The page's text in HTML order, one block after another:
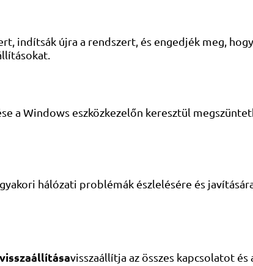
indítsák újra a rendszert, és engedjék meg,
a Windows eszközkezelőn keresztül
hálózati problémák észlelésére és
visszaállítja az összes kapcsolatot